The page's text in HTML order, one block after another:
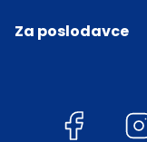
Za poslodavce